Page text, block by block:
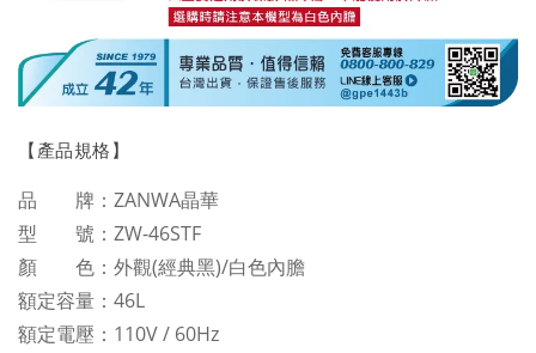
【產品規格】
品 牌：ZANWA晶華
型 號：ZW-46STF
顏 色：外觀(經典黑)/白色內膽
額定容量：46L
額定電壓：110V / 60Hz